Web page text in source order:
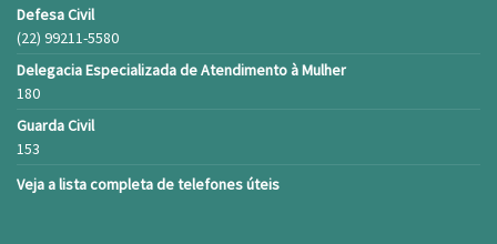
Defesa Civil
(22) 99211-5580
Delegacia Especializada de Atendimento à Mulher
180
Guarda Civil
153
Veja a lista completa de telefones úteis